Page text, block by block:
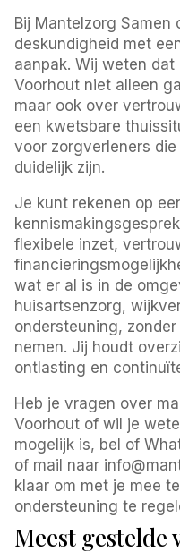
Bij Mantelzorg Samen
deskundigheid met
aanpak. Wij weten
Voorhout niet alleen
maar ook over
een kwetsbare
voor zorgverleners
duidelijk zijn.
Je kunt rekenen op
flexibele inzet,
wat er al is in de
huisartsenzorg,
ondersteuning,
nemen. Jij houdt
ontlasting en
Heb je vragen over
Voorhout of wil je
mogelijk is, bel of
of mail naar
klaar om met je mee
ondersteuning te
Meest gestelde